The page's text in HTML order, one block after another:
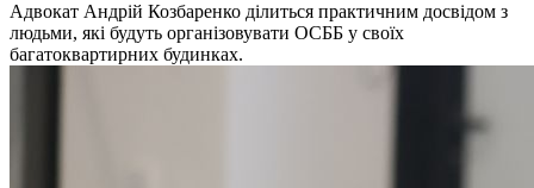
Адвокат Андрій Козбаренко ділиться практичним досвідом з
людьми, які будуть організовувати ОСББ у своїх
багатоквартирних будинках.